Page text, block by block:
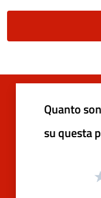
Quanto
su questa